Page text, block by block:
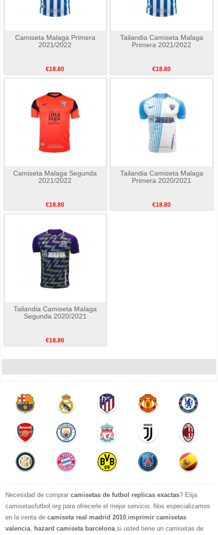
Camiseta Malaga Primera
2021/2022
€18.80
Tailandia Camiseta Malaga
Primera 2021/2022
€18.80
Camiseta Malaga Segunda
2021/2022
€18.80
Tailandia Camiseta Malaga
Primera 2020/2021
€18.80
Tailandia Camiseta Malaga
Segunda 2020/2021
€18.80
Necesidad de comprar camisetas de futbol replicas exactas? Elija
camisetasfutbol.org para ofrecerle el mejor servicio. Nos especializamos
en la venta de camiseta real madrid 2010 imprimir camisetas
valencia hazard camiseta barcelona ,si usted tiene un camisetas de